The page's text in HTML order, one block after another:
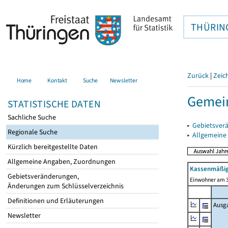
Home Kontakt Suche Newsletter
STATISTISCHE DATEN
Sachliche Suche
Regionale Suche
Kürzlich bereitgestellte Daten
Allgemeine Angaben, Zuordnungen
Gebietsveränderungen,
Änderungen zum Schlüsselverzeichnis
Definitionen und Erläuterungen
Newsletter
Zurück |
▸
▸
Einwohner am